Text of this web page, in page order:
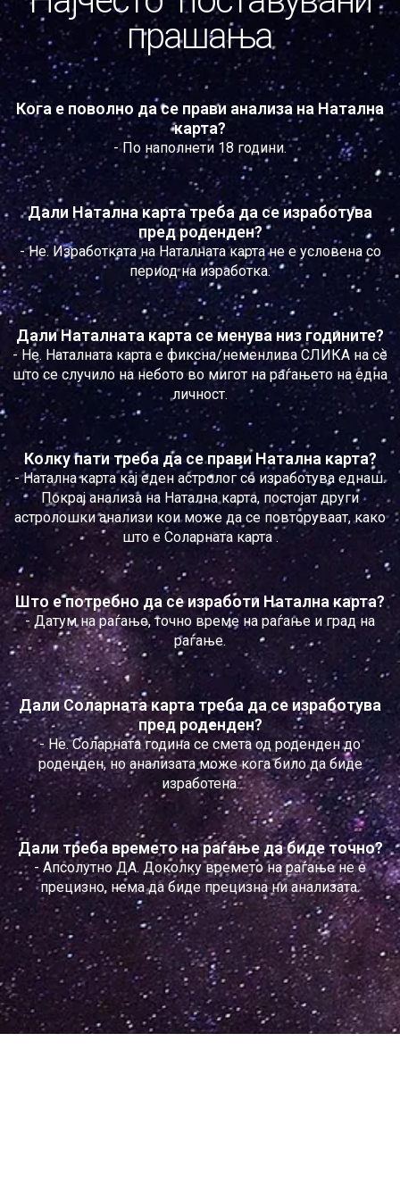
прашања
Кога е поволно да се прави анализа на Натална
карта?
- По наполнети 18 години.
Дали Натална карта треба да се изработува
пред роденден?
- Не. Изработката на Наталната карта не е условена со
период на изработка.
Дали Наталната карта се менува низ годините?
- Не. Наталната карта е фиксна/неменлива СЛИКА на сѐ
што се случило на небото во мигот на раѓањето на една
личност.
Колку пати треба да се прави Натална карта?
- Натална карта кај еден астролог се изработува еднаш.
Покрај анализа на Натална карта, постојат други
астролошки анализи кои може да се повторуваат, како
што е Соларната карта .
Што е потребно да се изработи Натална карта?
- Датум на раѓање, точно време на раѓање и град на
раѓање.
Дали Соларната карта треба да се изработува
пред роденден?
- Не. Соларната година се смета од роденден до
роденден, но анализата може кога било да биде
изработена.
Дали треба времето на раѓање да биде точно?
- Апсолутно ДА. Доколку времето на раѓање не е
прецизно, нема да биде прецизна ни анализата.